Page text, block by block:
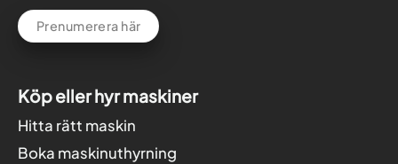
Prenumerera här
Köp eller hyr maskiner
Hitta rätt maskin
Boka maskinuthyrning